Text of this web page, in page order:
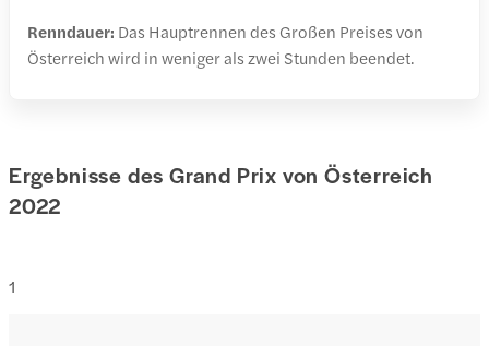
Renndauer: Das Hauptrennen des Großen Preises von
Österreich wird in weniger als zwei Stunden beendet.
Ergebnisse des Grand Prix von Österreich
2022
1